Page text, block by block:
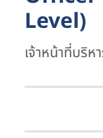
Level)
เจ้าหน้าที่บริ